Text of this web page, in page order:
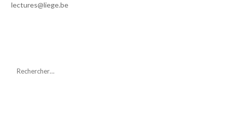
lectures@liege.be